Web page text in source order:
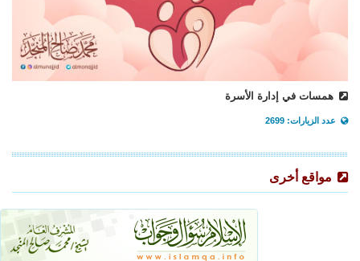
همسات في إدارة الأسرة
عدد الزيارات: 2699
مواقع أخرى